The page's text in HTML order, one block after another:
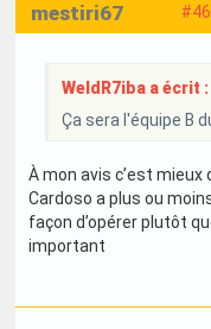
mestiri67
WeldR7iba a écrit :
Ça sera l'équipe B
À mon avis c’est mieux
Cardoso a plus ou
façon d’opérer plutôt
important